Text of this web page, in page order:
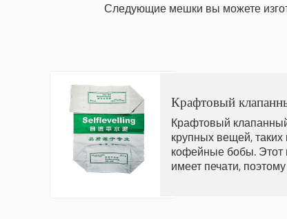
Следующие мешки вы можете
Крафтовый
Крафтовый
крупных вещей, таких
кофейные бобы. Этот
имеет печати,